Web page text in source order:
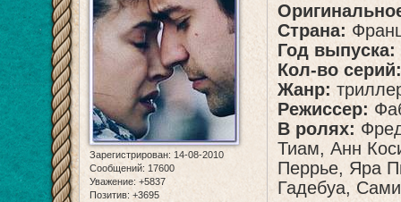
Зарегистрирован: 14-08-2010
Сообщений: 17600
Уважение: +5837
Позитив: +3695
Страна:
Год выпуска:
Кол-во
Жанр:
Режиссер:
В ролях:
Тиам, Анн
Перрье, Яра
Гадебуа,